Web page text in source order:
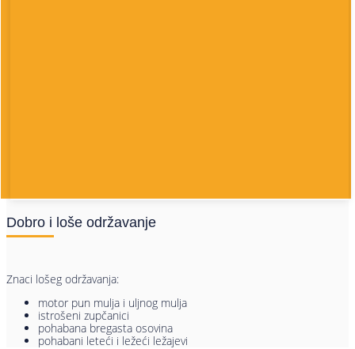
Dobro i loše održavanje
Znaci lošeg održavanja:
motor pun mulja i uljnog mulja
istrošeni zupčanici
pohabana bregasta osovina
pohabani leteći i ležeći ležajevi